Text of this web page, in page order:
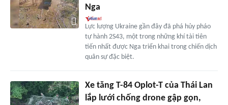
Nga
Lực lượng Ukraine gần đây đã phá hủy pháo
tự hành 2S43, một trong những khí tài tiên
tiến nhất được Nga triển khai trong chiến dịch
quân sự đặc biệt.
Xe tăng T-84 Oplot-T của Thái Lan
lắp lưới chống drone gập gọn,